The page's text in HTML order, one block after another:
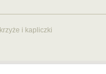
krzyże i kapliczki